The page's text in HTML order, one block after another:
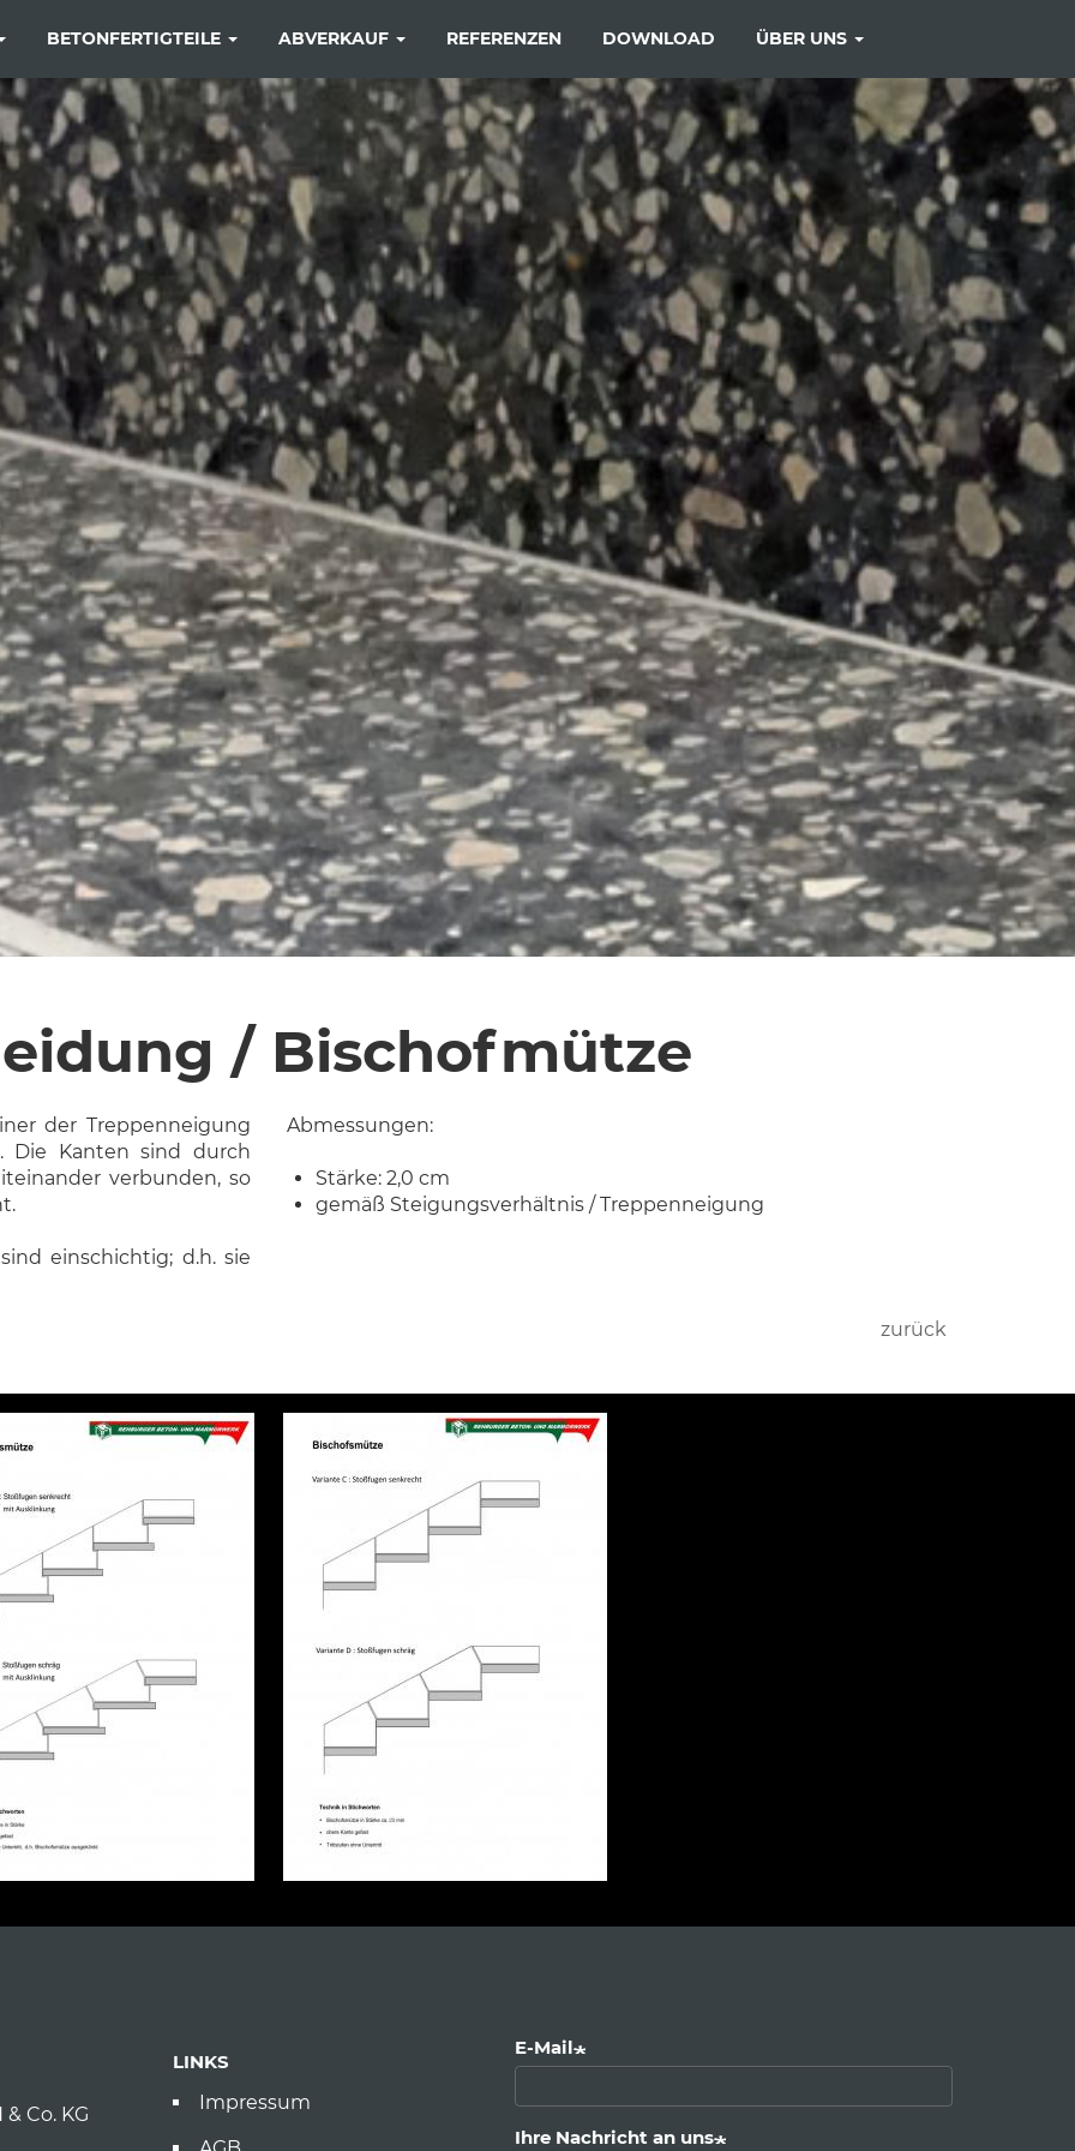
BETONFERTIGTEILE ABVERKAUF REFERENZEN DOWNLOAD ÜBER UNS
/ Bischofmütze
der Treppenneigung
Die Kanten sind durch
verbunden, so
einschichtig; d.h. sie
Abmessungen:
Stärke: 2,0 cm
gemäß Steigungsverhältnis / Treppenneigung
zurück
Co. KG
LINKS
Impressum
E-Mail
Ihre Nachricht an uns